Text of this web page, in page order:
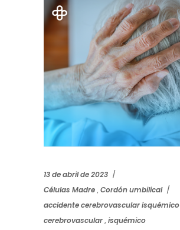
13 de abril de 2023
Células Madre,Cordón umbilical
accidente cerebrovascular isquémico
cerebrovascular,isquémico